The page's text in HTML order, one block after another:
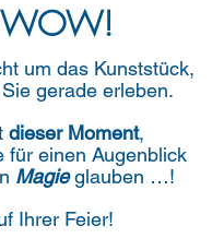
WOW!
um das Kunststück,
gerade erleben.
dieser Moment,
für einen Augenblick
Magieglauben …!
Ihrer Feier!